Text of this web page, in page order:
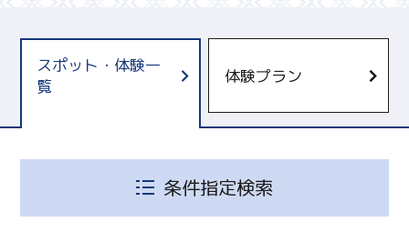
スポット・体験一
覧
体験プラン
条件指定検索